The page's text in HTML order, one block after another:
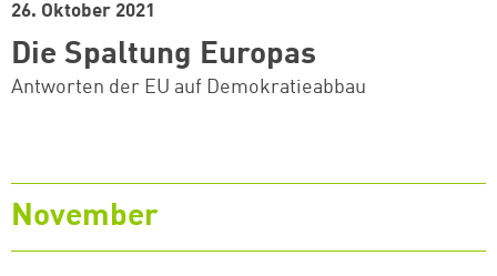
26. Oktober 2021
Die Spaltung Europas
Antworten der EU auf Demokratieabbau
November